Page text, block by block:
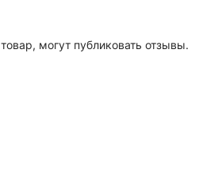
могут публиковать отзывы.